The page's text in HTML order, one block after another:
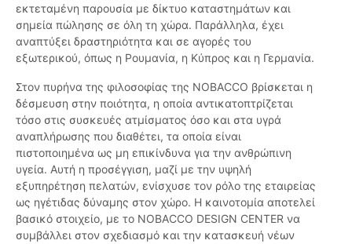
εκτεταμένη παρουσία με δίκτυο καταστημάτων και
σημεία πώλησης σε όλη τη χώρα. Παράλληλα, έχει
αναπτύξει δραστηριότητα και σε αγορές του
εξωτερικού, όπως η Ρουμανία, η Κύπρος και η Γερμανία.
Στον πυρήνα της φιλοσοφίας της NOBACCO βρίσκεται η
δέσμευση στην ποιότητα, η οποία αντικατοπτρίζεται
τόσο στις συσκευές ατμίσματος όσο και στα υγρά
αναπλήρωσης που διαθέτει, τα οποία είναι
πιστοποιημένα ως μη επικίνδυνα για την ανθρώπινη
υγεία. Αυτή η προσέγγιση, μαζί με την υψηλή
εξυπηρέτηση πελατών, ενίσχυσε τον ρόλο της εταιρείας
ως ηγέτιδας δύναμης στον χώρο. Η καινοτομία αποτελεί
βασικό στοιχείο, με το NOBACCO DESIGN CENTER να
συμβάλλει στον σχεδιασμό και την κατασκευή νέων